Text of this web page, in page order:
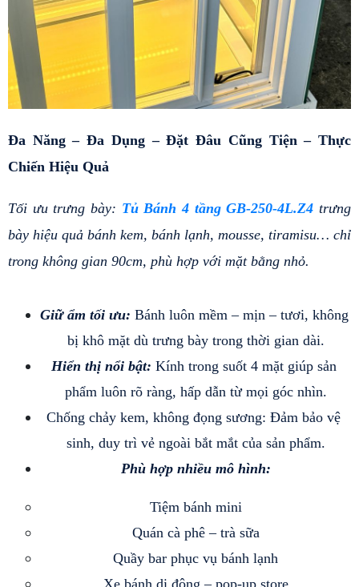
Đa Năng – Đa Dụng – Đặt Đâu Cũng Tiện – Thực
Chiến Hiệu Quả
Tối ưu trưng bày: Tủ Bánh 4 tầng GB-250-4L.Z4 trưng
bày hiệu quả bánh kem, bánh lạnh, mousse, tiramisu… chỉ
trong không gian 90cm, phù hợp với mặt bằng nhỏ.
Giữ ẩm tối ưu: Bánh luôn mềm – mịn – tươi, không
bị khô mặt dù trưng bày trong thời gian dài.
Hiển thị nổi bật: Kính trong suốt 4 mặt giúp sản
phẩm luôn rõ ràng, hấp dẫn từ mọi góc nhìn.
Chống chảy kem, không đọng sương: Đảm bảo vệ
sinh, duy trì vẻ ngoài bắt mắt của sản phẩm.
Phù hợp nhiều mô hình:
Tiệm bánh mini
Quán cà phê – trà sữa
Quầy bar phục vụ bánh lạnh
Xe bánh di động – pop-up store